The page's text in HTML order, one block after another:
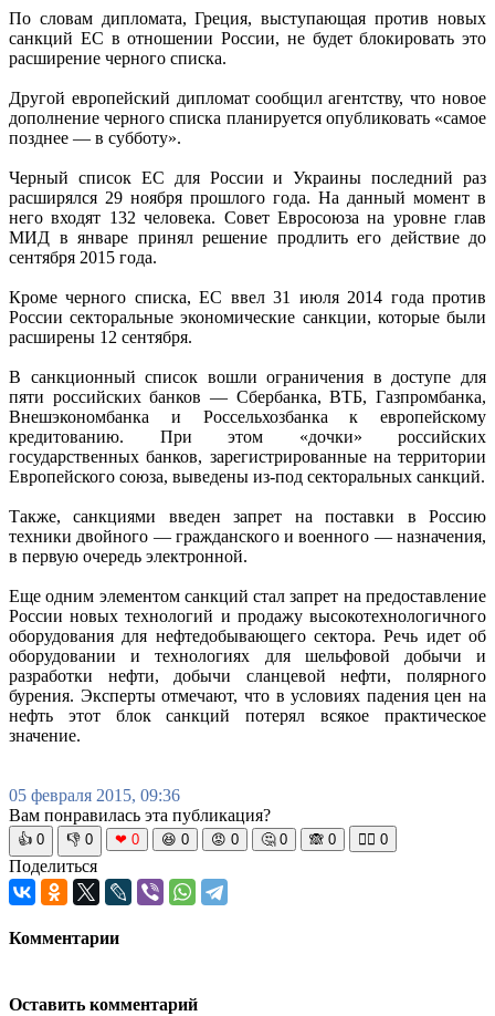
По словам дипломата, Греция, выступающая против новых
санкций ЕС в отношении России, не будет блокировать это
расширение черного списка.
Другой европейский дипломат сообщил агентству, что новое
дополнение черного списка планируется опубликовать «самое
позднее — в субботу».
Черный список ЕС для России и Украины последний раз
расширялся 29 ноября прошлого года. На данный момент в
него входят 132 человека. Совет Евросоюза на уровне глав
МИД в январе принял решение продлить его действие до
сентября 2015 года.
Кроме черного списка, ЕС ввел 31 июля 2014 года против
России секторальные экономические санкции, которые были
расширены 12 сентября.
В санкционный список вошли ограничения в доступе для
пяти российских банков — Сбербанка, ВТБ, Газпромбанка,
Внешэкономбанка и Россельхозбанка к европейскому
кредитованию. При этом «дочки» российских
государственных банков, зарегистрированные на территории
Европейского союза, выведены из-под секторальных санкций.
Также, санкциями введен запрет на поставки в Россию
техники двойного — гражданского и военного — назначения,
в первую очередь электронной.
Еще одним элементом санкций стал запрет на предоставление
России новых технологий и продажу высокотехнологичного
оборудования для нефтедобывающего сектора. Речь идет об
оборудовании и технологиях для шельфовой добычи и
разработки нефти, добычи сланцевой нефти, полярного
бурения. Эксперты отмечают, что в условиях падения цен на
нефть этот блок санкций потерял всякое практическое
значение.
05 февраля 2015, 09:36
Вам понравилась эта публикация?
👍 0 👎 0 ❤ 0 😆 0 😡 0 🤔 0 🙈 0 🧘‍♀️ 0
Поделиться
Комментарии
Оставить комментарий